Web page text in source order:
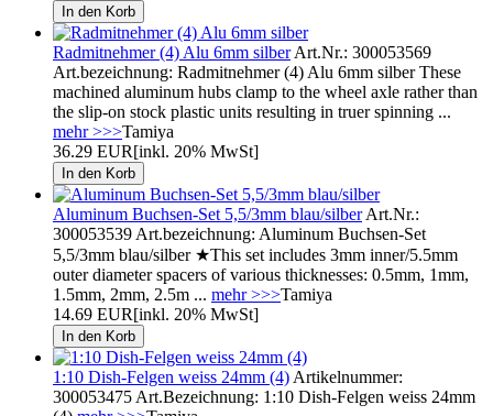
Radmitnehmer (4) Alu 6mm silberArt.Nr.: 300053569
Art.bezeichnung: Radmitnehmer (4) Alu 6mm silber These
machined aluminum hubs clamp to the wheel axle rather than
the slip-on stock plastic units resulting in truer spinning ...
mehr >>>Tamiya
36.29 EUR[inkl. 20% MwSt]
Aluminum Buchsen-Set 5,5/3mm blau/silberArt.Nr.:
300053539 Art.bezeichnung: Aluminum Buchsen-Set
5,5/3mm blau/silber ★This set includes 3mm inner/5.5mm
outer diameter spacers of various thicknesses: 0.5mm, 1mm,
1.5mm, 2mm, 2.5m ... mehr >>>Tamiya
14.69 EUR[inkl. 20% MwSt]
1:10 Dish-Felgen weiss 24mm (4) Artikelnummer:
300053475 Art.Bezeichnung: 1:10 Dish-Felgen weiss 24mm